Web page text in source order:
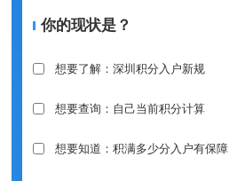
你的现状是？
想要了解：深圳积分入户新规
想要查询：自己当前积分计算
想要知道：积满多少分入户有保障